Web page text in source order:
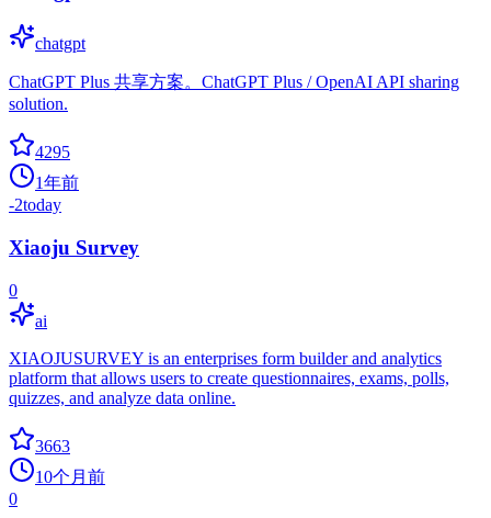
chatgpt
ChatGPT Plus 共享方案。ChatGPT Plus / OpenAI API sharing
solution.
4295
1年前
-2today
Xiaoju Survey
0
ai
XIAOJUSURVEY is an enterprises form builder and analytics
platform that allows users to create questionnaires, exams, polls,
quizzes, and analyze data online.
3663
10个月前
0